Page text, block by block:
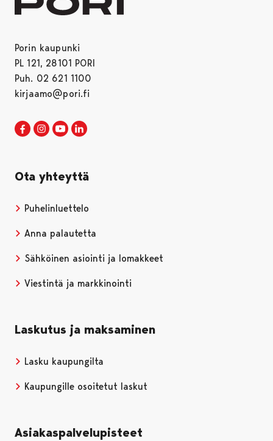
Porin kaupunki
PL 121, 28101 PORI
Puh. 02 621 1100
kirjaamo@pori.fi
Porin kaupunki Facebookissa
Avautuu uudessa välilehdessä
Porin kaupunki Instagramissa
Avautuu uudessa välilehdessä
Porin kaupunki Youtubessa
Avautuu uudessa välilehdessä
Ota yhteyttä
Puhelinluettelo
Anna palautetta
Sähköinen asiointi ja lomakkeet
Viestintä ja markkinointi
Laskutus ja maksaminen
Lasku kaupungilta
Kaupungille osoitetut laskut
Asiakaspalvelupisteet